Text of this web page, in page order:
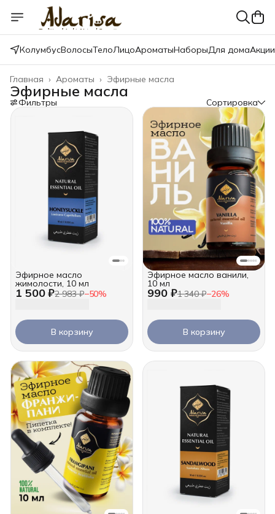
КолумбусВолосыТелоЛицоАроматыНаборыДля домаАкции
Эфирные масла
Ароматы ›
Главная ›
Эфирные масла
Фильтры Сортировка
1 500 ₽2 983 ₽−50%
Эфирное масло
жимолости, 10 мл
В корзину
990 ₽1 340 ₽−26%
Эфирное масло ванили,
10 мл
В корзину